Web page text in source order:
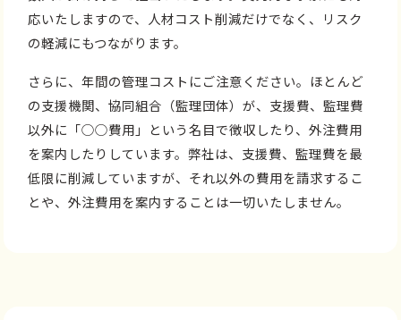
応いたしますので、人材コスト削減だけでなく、リスク
の軽減にもつながります。
さらに、年間の管理コストにご注意ください。ほとんど
の支援機関、協同組合（監理団体）が、支援費、監理費
以外に「○○費用」という名目で徴収したり、外注費用
を案内したりしています。弊社は、支援費、監理費を最
低限に削減していますが、それ以外の費用を請求するこ
とや、外注費用を案内することは一切いたしません。